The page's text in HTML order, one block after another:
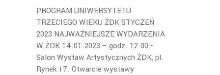
PROGRAM UNIWERSYTETU
TRZECIEGO WIEKU ŻDK STYCZEŃ
2023 NAJWAŻNIEJSZE WYDARZENIA
W ŻDK 14.01.2023 – godz. 12.00 -
Salon Wystaw Artystycznych ŻDK, pl.
Rynek 17. Otwarcie wystawy